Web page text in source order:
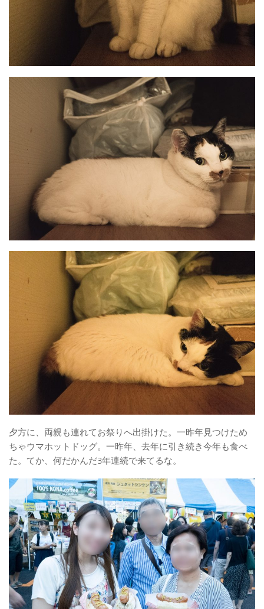
夕方に、両親も連れてお祭りへ出掛けた。一昨年見つけため
ちゃウマホットドッグ。一昨年、去年に引き続き今年も食べ
た。てか、何だかんだ3年連続で来てるな。